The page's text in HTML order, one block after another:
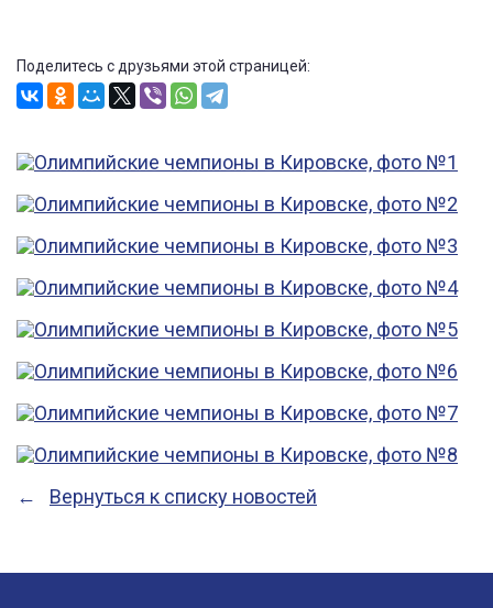
Поделитесь с друзьями этой страницей:
Вернуться к списку новостей